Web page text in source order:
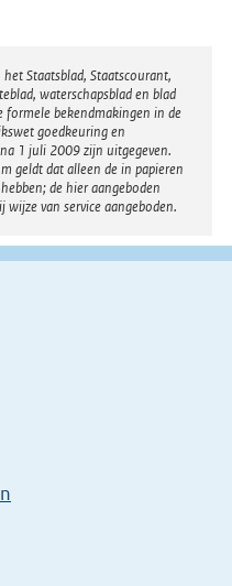
Staatsblad, Staatscourant,
waterschapsblad en blad
formele bekendmakingen in de
goedkeuring en
1 juli 2009 zijn uitgegeven.
geldt dat alleen de in papieren
de hier aangeboden
van service aangeboden.